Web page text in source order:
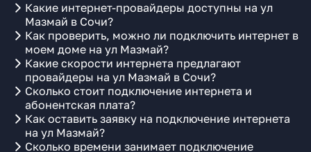
Какие интернет-провайдеры доступны на ул
Мазмай в Сочи?
Как проверить, можно ли подключить интернет в
моем доме на ул Мазмай?
Какие скорости интернета предлагают
провайдеры на ул Мазмай в Сочи?
Сколько стоит подключение интернета и
абонентская плата?
Как оставить заявку на подключение интернета
на ул Мазмай?
Сколько времени занимает подключение